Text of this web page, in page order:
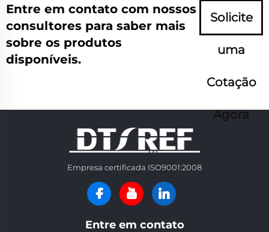
Entre em contato com nossos
consultores para saber mais
sobre os produtos
disponíveis.
Solicite
uma
Cotação
Agora
Empresa certificada ISO9001:2008
Entre em contato